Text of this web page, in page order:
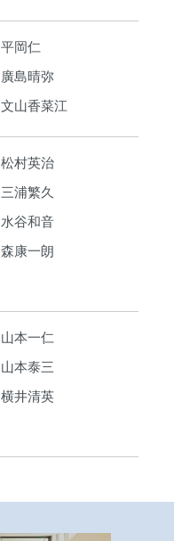
平岡仁
廣島晴弥
文山香菜江
松村英治
三浦繁久
水谷和音
森康一朗
山本一仁
山本泰三
横井清英